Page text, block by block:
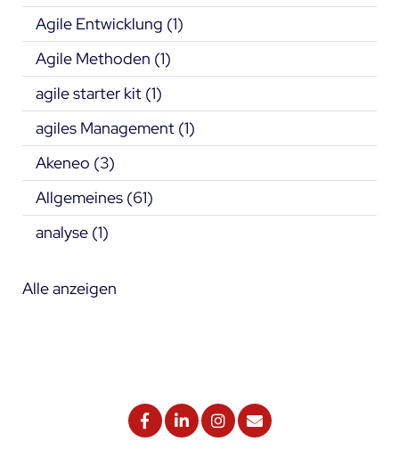
Agile Entwicklung (1)
Agile Methoden (1)
agile starter kit (1)
agiles Management (1)
Akeneo (3)
Allgemeines (61)
analyse (1)
Alle anzeigen